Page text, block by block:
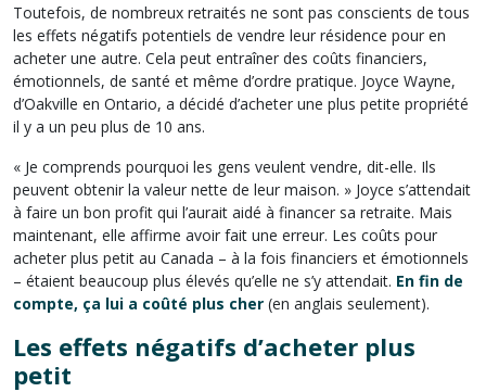
Toutefois, de nombreux retraités ne sont pas conscients de tous
les effets négatifs potentiels de vendre leur résidence pour en
acheter une autre. Cela peut entraîner des coûts financiers,
émotionnels, de santé et même d’ordre pratique. Joyce Wayne,
d’Oakville en Ontario, a décidé d’acheter une plus petite propriété
il y a un peu plus de 10 ans.
« Je comprends pourquoi les gens veulent vendre, dit-elle. Ils
peuvent obtenir la valeur nette de leur maison. » Joyce s’attendait
à faire un bon profit qui l’aurait aidé à financer sa retraite. Mais
maintenant, elle affirme avoir fait une erreur. Les coûts pour
acheter plus petit au Canada – à la fois financiers et émotionnels
– étaient beaucoup plus élevés qu’elle ne s’y attendait. En fin de
compte, ça lui a coûté plus cher (en anglais seulement).
Les effets négatifs d’acheter plus
petit